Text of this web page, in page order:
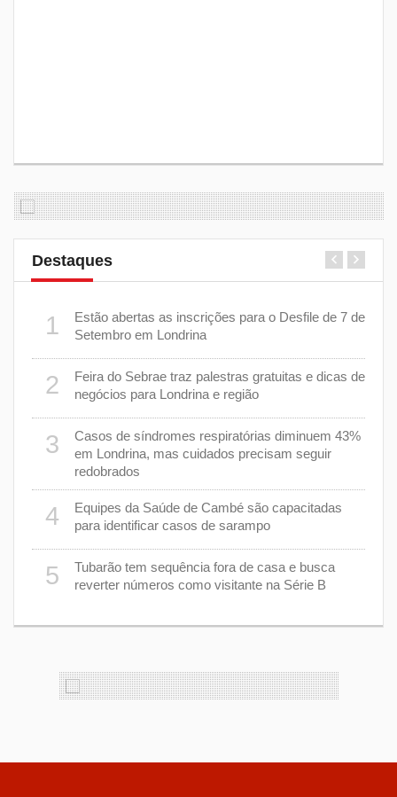
Destaques
1
Estão abertas as inscrições para o Desfile de 7 de
Setembro em Londrina
2
Feira do Sebrae traz palestras gratuitas e dicas de
negócios para Londrina e região
3
Casos de síndromes respiratórias diminuem 43%
em Londrina, mas cuidados precisam seguir
redobrados
4
Equipes da Saúde de Cambé são capacitadas
para identificar casos de sarampo
5
Tubarão tem sequência fora de casa e busca
reverter números como visitante na Série B